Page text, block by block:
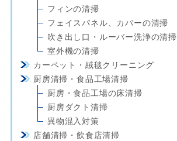
フィンの清掃
フェイスパネル、カバーの清掃
吹き出し口・ルーバー洗浄の清掃
室外機の清掃
カーペット・絨毯クリーニング
厨房清掃・食品工場清掃
厨房・食品工場の床清掃
厨房ダクト清掃
異物混入対策
店舗清掃・飲食店清掃